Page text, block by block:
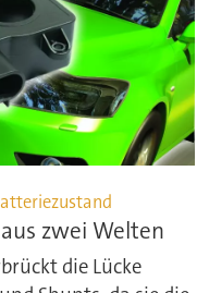
zwei Welten
die Lücke